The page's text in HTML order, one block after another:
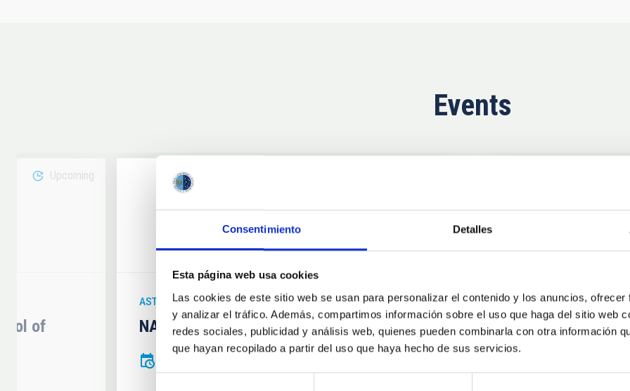
Consentimiento Detalles
Esta página web usa cookies
Las cookies de este sitio web se usan para personalizar el contenido y los anuncios,
y analizar el tráfico. Además, compartimos información sobre el uso que haga del sitio web
redes sociales, publicidad y análisis web, quienes pueden combinarla con otra información
que hayan recopilado a partir del uso que haya hecho de sus servicios.
Events
Upcoming
of
08
AUG 26
11
AUG 26
ASTRONOMICAL EVENT
NATE en Palencia - Eclipse Agosto 2026
10
CONFERENCE
Substellar